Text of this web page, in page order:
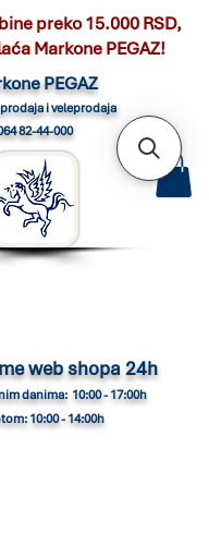
ne PEGAZ
daja i veleprodaja
82-44-000
web shopa 24h
danima: 10:00 - 17:00h
10:00 - 14:00h
preko 15.000 RSD,
Markone PEGAZ!